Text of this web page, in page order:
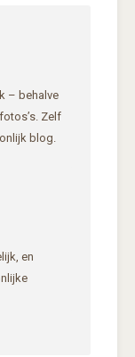
– behalve
Zelf
blog.
en